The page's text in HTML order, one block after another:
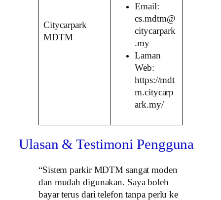
Citycarpark
MDTM
Email:
cs.mdtm@
citycarpark
.my
Laman
Web:
https://mdt
m.citycarp
ark.my/
Ulasan & Testimoni Pengguna
“Sistem parkir MDTM sangat moden
dan mudah digunakan. Saya boleh
bayar terus dari telefon tanpa perlu ke